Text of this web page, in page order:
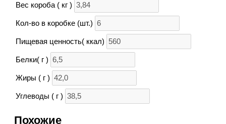
Вес короба ( кг )
Кол-во в коробке (шт.)
Пищевая ценность( ккал)
Белки( г )
Жиры ( г )
Углеводы ( г )
Похожие